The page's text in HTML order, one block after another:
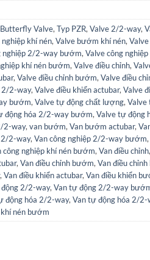
Butterfly Valve, Typ PZR, Valve 2/2-way,
khí nén, Valve bướm khí nén, Valve
nghiệp 2/2-way bướm, Valve công nghiệp
khí nén bướm, Valve điều chỉnh,
, Valve điều chỉnh bướm, Valve điều
2/2-way, Valve điều khiển actubar, Valve
bướm, Valve tự động chất lượng, Valve
động hóa 2/2-way bướm, Valve tự động
2-way, van bướm, Van bướm actubar,
2/2-way, Van công nghiệp 2/2-way bướm,
công nghiệp khí nén bướm, Van điều chỉnh,
, Van điều chỉnh bướm, Van điều chỉnh
, Van điều khiển actubar, Van điều khiển
2/2-way, Van tự động 2/2-way
động hóa 2/2-way, Van tự động hóa 2/2-
nén bướm